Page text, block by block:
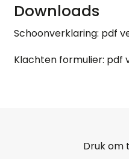
Downloads
Schoonverklaring: pdf
Klachten formulier: pdf
Druk om